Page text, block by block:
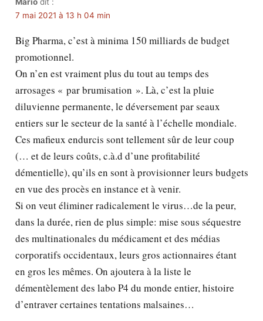
7 mai 2021 à 13 h 04 min
Big Pharma, c’est à minima 150 milliards de budget
promotionnel.
On n’en est vraiment plus du tout au temps des
arrosages « par brumisation ». Là, c’est la pluie
diluvienne permanente, le déversement par seaux
entiers sur le secteur de la santé à l’échelle mondiale.
Ces mafieux endurcis sont tellement sûr de leur coup
(… et de leurs coûts, c.à.d d’une profitabilité
démentielle), qu’ils en sont à provisionner leurs budgets
en vue des procès en instance et à venir.
Si on veut éliminer radicalement le virus…de la peur,
dans la durée, rien de plus simple: mise sous séquestre
des multinationales du médicament et des médias
corporatifs occidentaux, leurs gros actionnaires étant
en gros les mêmes. On ajoutera à la liste le
démentèlement des labo P4 du monde entier, histoire
d’entraver certaines tentations malsaines…